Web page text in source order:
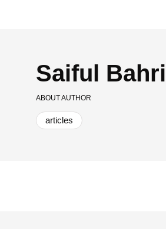
Saiful
ABOUT AUTHOR
articles